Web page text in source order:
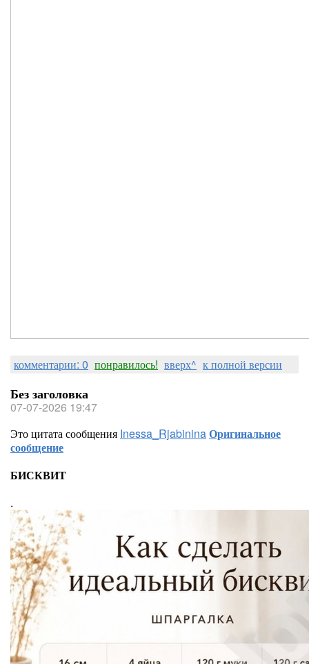
комментарии: 0 понравилось! вверх^ к полной версии
Без заголовка
07-07-2026 19:47
Это цитата сообщения Inessa_RjabininaОригинальное
сообщение
БИСКВИТ
.